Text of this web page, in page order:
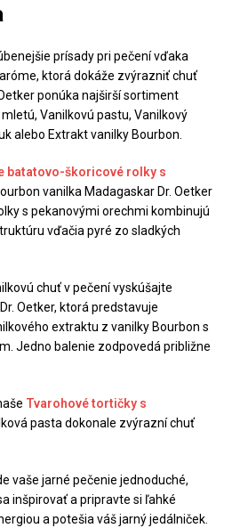
prísady pri pečení vďaka
ktorá dokáže zvýrazniť chuť
ponúka najširší sortiment
Vanilkovú pastu, Vanilkový
alebo Extrakt vanilky Bourbon.
batatovo-škoricové rolky s
vanilka Madagaskar Dr. Oetker
s pekanovými orechmi kombinujú
vďačia pyré zo sladkých
chuť v pečení vyskúšajte
Oetker, ktorá predstavuje
extraktu z vanilky Bourbon s
Jedno balenie zodpovedá približne
Tvarohové tortičky s
pasta dokonale zvýrazní chuť
vaše jarné pečenie jednoduché,
inšpirovať a pripravte si ľahké
a potešia váš jarný jedálniček.